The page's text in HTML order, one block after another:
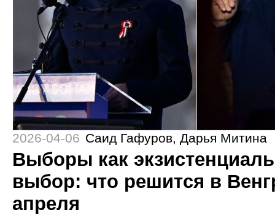
2026-04-06 Саид Гафуров, Дарья Митина
Выборы как
выбор: что решится в
апреля